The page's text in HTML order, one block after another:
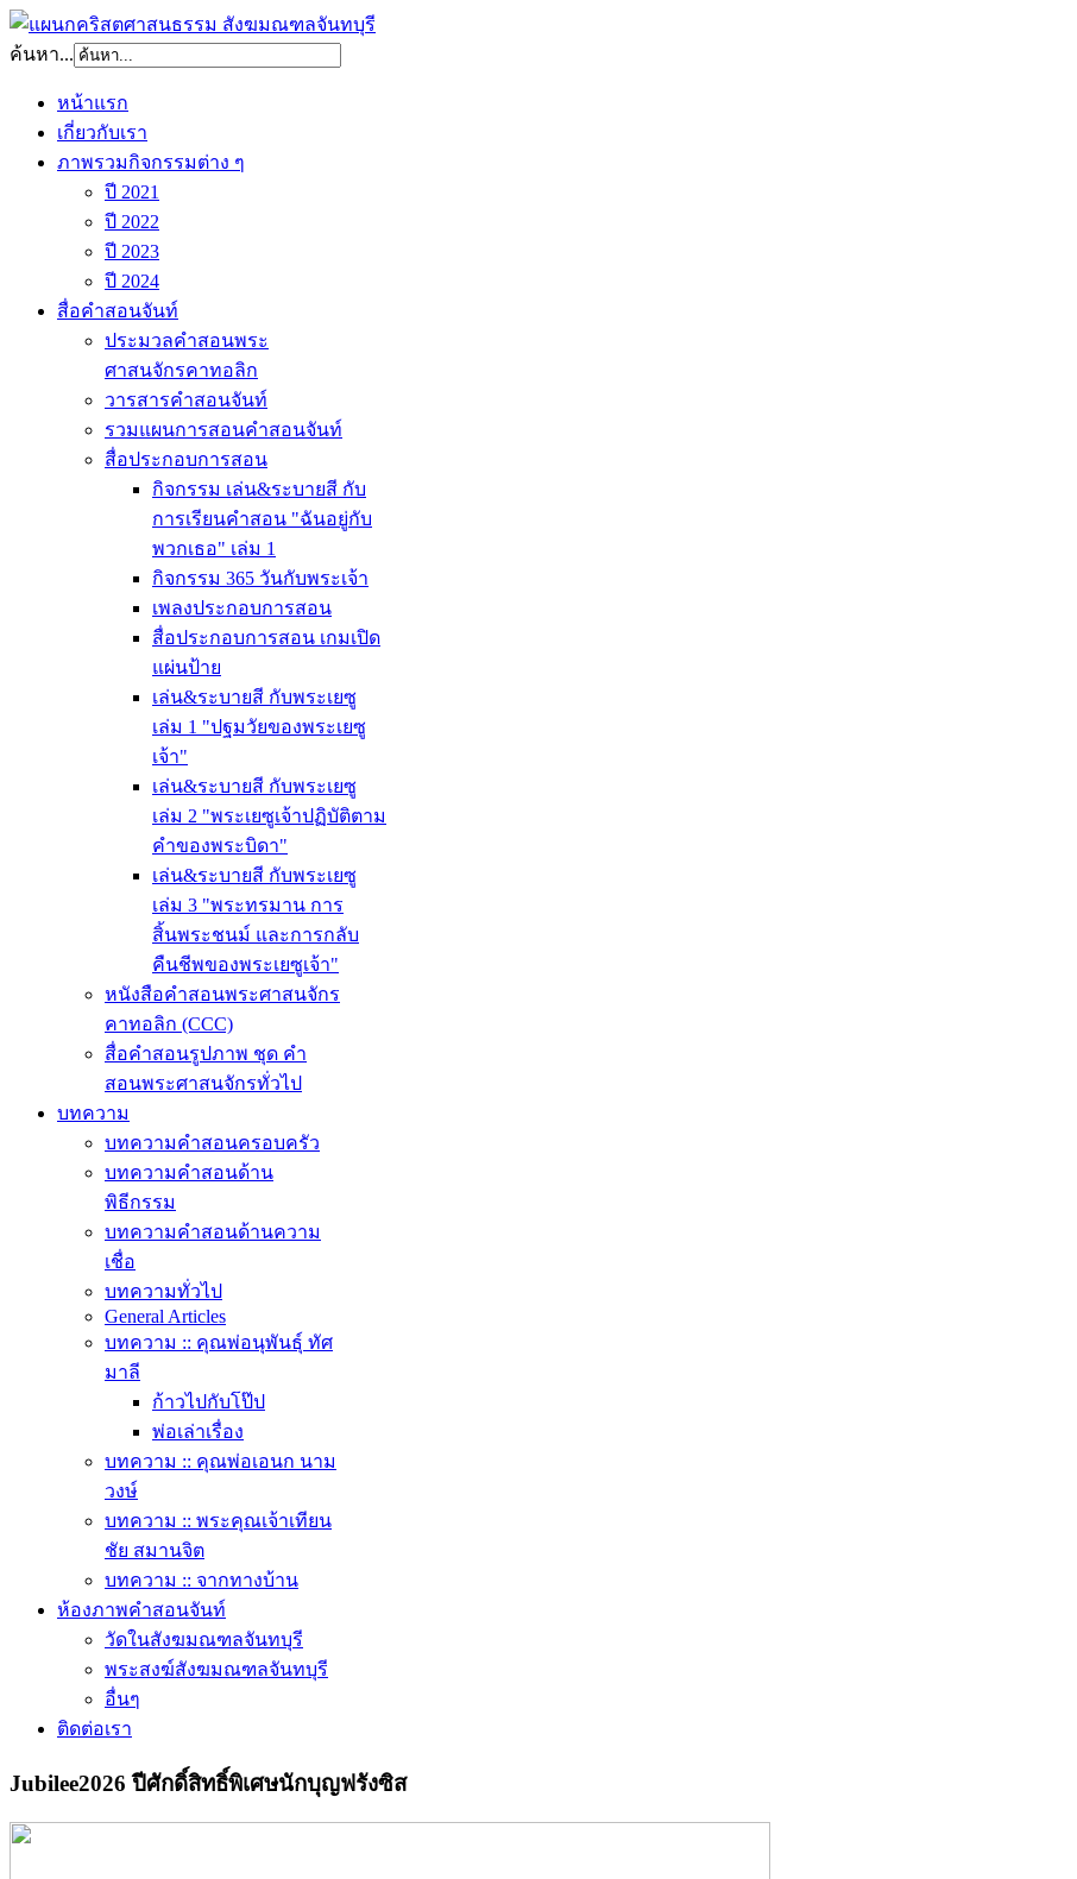
ค้นหา...
หน้าแรก
เกี่ยวกับเรา
ภาพรวมกิจกรรมต่าง ๆ
ปี 2021
ปี 2022
ปี 2023
ปี 2024
สื่อคำสอนจันท์
ประมวลคำสอนพระ
ศาสนจักรคาทอลิก
วารสารคำสอนจันท์
รวมแผนการสอนคำสอนจันท์
สื่อประกอบการสอน
กิจกรรม เล่น&ระบายสี กับ
การเรียนคำสอน "ฉันอยู่กับ
พวกเธอ" เล่ม 1
กิจกรรม 365 วันกับพระเจ้า
เพลงประกอบการสอน
สื่อประกอบการสอน เกมเปิด
แผ่นป้าย
เล่น&ระบายสี กับพระเยซู
เล่ม 1 "ปฐมวัยของพระเยซู
เจ้า"
เล่น&ระบายสี กับพระเยซู
เล่ม 2 "พระเยซูเจ้าปฏิบัติตาม
คำของพระบิดา"
เล่น&ระบายสี กับพระเยซู
เล่ม 3 "พระทรมาน การ
สิ้นพระชนม์ และการกลับ
คืนชีพของพระเยซูเจ้า"
หนังสือคำสอนพระศาสนจักร
คาทอลิก (CCC)
สื่อคำสอนรูปภาพ ชุด คำ
สอนพระศาสนจักรทั่วไป
บทความ
บทความคำสอนครอบครัว
บทความคำสอนด้าน
พิธีกรรม
บทความคำสอนด้านความ
เชื่อ
บทความทั่วไป
General Articles
บทความ :: คุณพ่อนุพันธุ์ ทัศ
มาลี
ก้าวไปกับโป๊ป
พ่อเล่าเรื่อง
บทความ :: คุณพ่อเอนก นาม
วงษ์
บทความ :: พระคุณเจ้าเทียน
ชัย สมานจิต
บทความ :: จากทางบ้าน
ห้องภาพคำสอนจันท์
วัดในสังฆมณฑลจันทบุรี
พระสงฆ์สังฆมณฑลจันทบุรี
อื่นๆ
ติดต่อเรา
Jubilee2026 ปีศักดิ์สิทธิ์พิเศษนักบุญฟรังซิส